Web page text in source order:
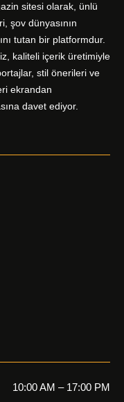
sitesi olarak, ünlü
şov dünyasının
tutan bir platformdur.
kaliteli içerik üretimiyle
stil önerileri ve
ekrandan
davet ediyor.
10:00 AM – 17:00 PM